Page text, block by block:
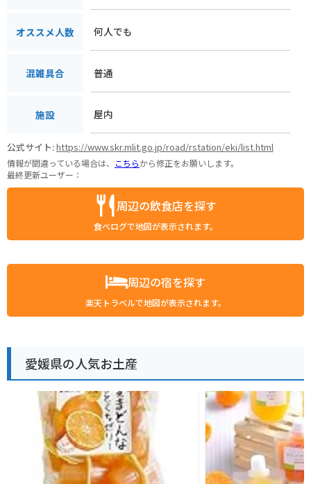
オススメ人数 何人でも
混雑具合 普通
施設 屋内
公式サイト:https://www.skr.mlit.go.jp/road/rstation/eki/list.html
情報が間違っている場合は、 こちらから修正をお願いします。
最終更新ユーザー：
周辺の飲食店を探す
食べログで地図が表示されます。
周辺の宿を探す
楽天トラベルで地図が表示されます。
愛媛県の人気お土産